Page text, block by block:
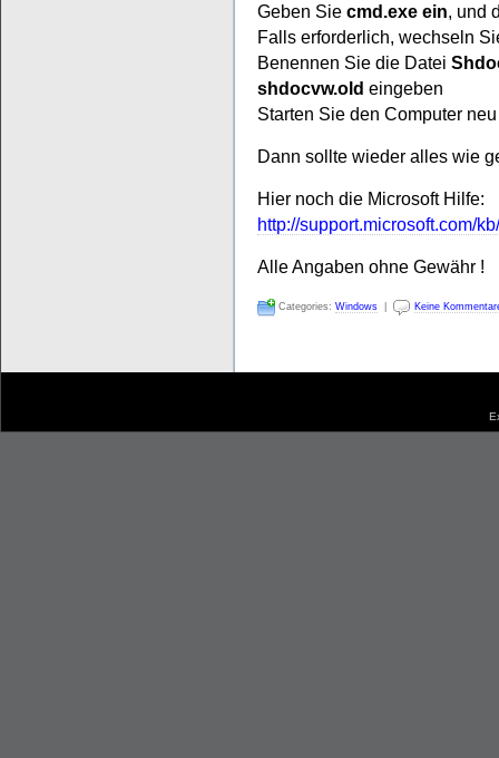
Geben Sie cmd.exe ein, und
Falls erforderlich, wechseln
Benennen Sie die Datei
shdocvw.old eingeben
Starten Sie den Computer neu
Dann sollte wieder alles wie
Hier noch die Microsoft Hilfe:
http://support.microsoft.com/
Alle Angaben ohne Gewähr !
Categories: Windows Keine